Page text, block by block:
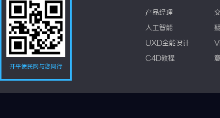
开平便民网与您同行
产品经理
人工智能
UXD全能设计
C4D教程